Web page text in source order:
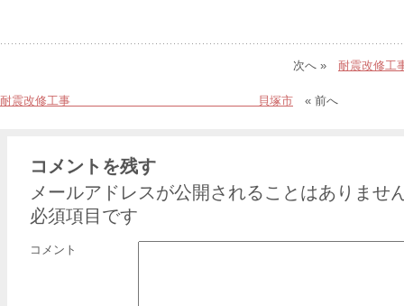
次へ » 耐震
耐震改修工事 貝塚市 « 前へ
コメントを残す
メールアドレスが公開されることはありませ
必須項目です
コメント